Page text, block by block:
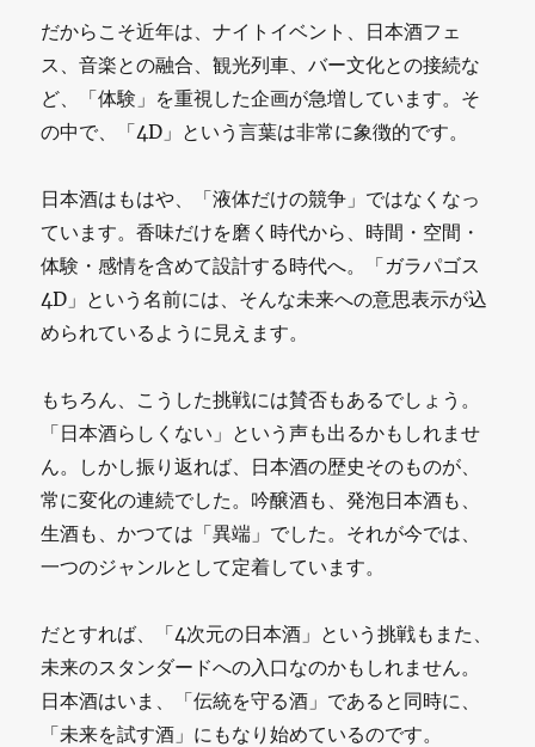
だからこそ近年は、ナイトイベント、日本酒フェ
ス、音楽との融合、観光列車、バー文化との接続な
ど、「体験」を重視した企画が急増しています。そ
の中で、「4D」という言葉は非常に象徴的です。
日本酒はもはや、「液体だけの競争」ではなくなっ
ています。香味だけを磨く時代から、時間・空間・
体験・感情を含めて設計する時代へ。「ガラパゴス
4D」という名前には、そんな未来への意思表示が込
められているように見えます。
もちろん、こうした挑戦には賛否もあるでしょう。
「日本酒らしくない」という声も出るかもしれませ
ん。しかし振り返れば、日本酒の歴史そのものが、
常に変化の連続でした。吟醸酒も、発泡日本酒も、
生酒も、かつては「異端」でした。それが今では、
一つのジャンルとして定着しています。
だとすれば、「4次元の日本酒」という挑戦もまた、
未来のスタンダードへの入口なのかもしれません。
日本酒はいま、「伝統を守る酒」であると同時に、
「未来を試す酒」にもなり始めているのです。